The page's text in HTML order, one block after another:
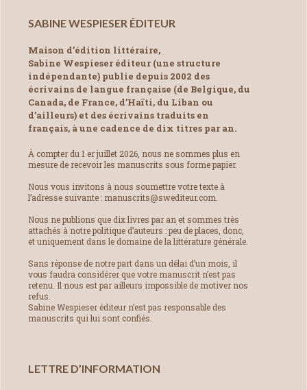
SABINE WESPIESER ÉDITEUR
Maison d’édition littéraire,
Sabine Wespieser éditeur (une structure
indépendante) publie depuis 2002 des
écrivains de langue française (de Belgique, du
Canada, de France, d’Haïti, du Liban ou
d’ailleurs) et des écrivains traduits en
français, à une cadence de dix titres par an.
À compter du 1 er juillet 2026, nous ne sommes plus en
mesure de recevoir les manuscrits sous forme papier.
Nous vous invitons à nous soumettre votre texte à
l’adresse suivante : manuscrits@swediteur.com.
Nous ne publions que dix livres par an et sommes très
attachés à notre politique d’auteurs : peu de places, donc,
et uniquement dans le domaine de la littérature générale.
Sans réponse de notre part dans un délai d’un mois, il
vous faudra considérer que votre manuscrit n’est pas
retenu. Il nous est par ailleurs impossible de motiver nos
refus.
Sabine Wespieser éditeur n’est pas responsable des
manuscrits qui lui sont confiés.
LETTRE D’INFORMATION